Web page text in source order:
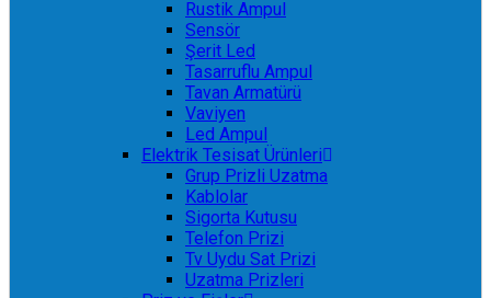
Rustik Ampul
Sensör
Şerit Led
Tasarruflu Ampul
Tavan Armatürü
Vaviyen
Led Ampul
Elektrik Tesisat Ürünleri
Grup Prizli Uzatma
Kablolar
Sigorta Kutusu
Telefon Prizi
Tv Uydu Sat Prizi
Uzatma Prizleri